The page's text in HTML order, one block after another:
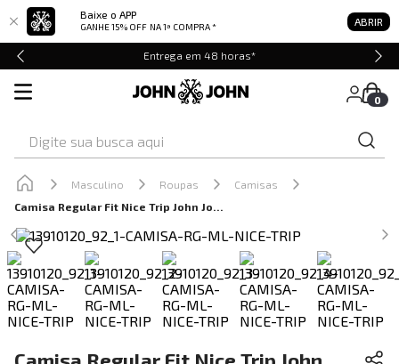
Baixe o APP
GANHE 15% OFF NA 1ª COMPRA * ABRIR
Entrega em 48 horas*
0
Masculino Roupas
Camisas
Camisa Regular Fit Nice Trip John John Masculina